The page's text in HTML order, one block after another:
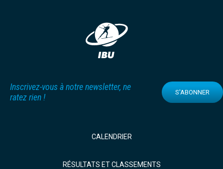
Inscrivez-vous à notre newsletter, ne
ratez rien !
S'ABONNER
CALENDRIER
RÉSULTATS ET CLASSEMENTS